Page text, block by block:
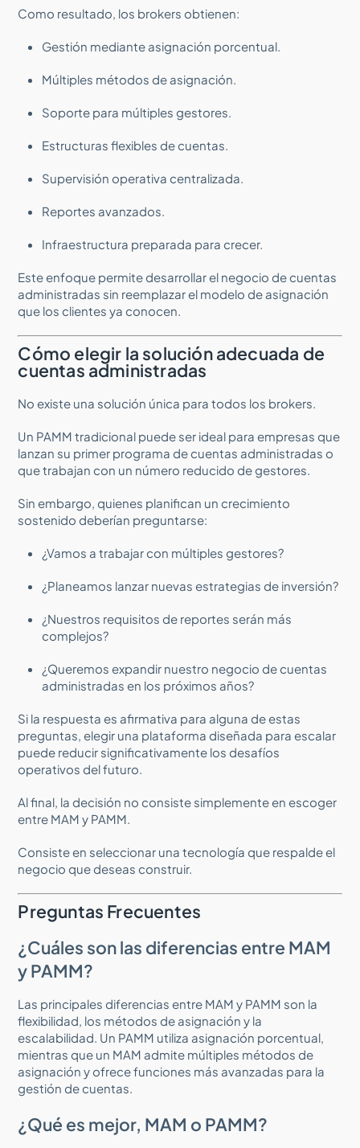
Como resultado, los brokers obtienen:
Gestión mediante asignación porcentual.
Múltiples métodos de asignación.
Soporte para múltiples gestores.
Estructuras flexibles de cuentas.
Supervisión operativa centralizada.
Reportes avanzados.
Infraestructura preparada para crecer.
Este enfoque permite desarrollar el negocio de cuentas
administradas sin reemplazar el modelo de asignación
que los clientes ya conocen.
Cómo elegir la solución adecuada de
cuentas administradas
No existe una solución única para todos los brokers.
Un PAMM tradicional puede ser ideal para empresas que
lanzan su primer programa de cuentas administradas o
que trabajan con un número reducido de gestores.
Sin embargo, quienes planifican un crecimiento
sostenido deberían preguntarse:
¿Vamos a trabajar con múltiples gestores?
¿Planeamos lanzar nuevas estrategias de inversión?
¿Nuestros requisitos de reportes serán más
complejos?
¿Queremos expandir nuestro negocio de cuentas
administradas en los próximos años?
Si la respuesta es afirmativa para alguna de estas
preguntas, elegir una plataforma diseñada para escalar
puede reducir significativamente los desafíos
operativos del futuro.
Al final, la decisión no consiste simplemente en escoger
entre MAM y PAMM.
Consiste en seleccionar una tecnología que respalde el
negocio que deseas construir.
Preguntas Frecuentes
¿Cuáles son las diferencias entre MAM
y PAMM?
Las principales diferencias entre MAM y PAMM son la
flexibilidad, los métodos de asignación y la
escalabilidad. Un PAMM utiliza asignación porcentual,
mientras que un MAM admite múltiples métodos de
asignación y ofrece funciones más avanzadas para la
gestión de cuentas.
¿Qué es mejor, MAM o PAMM?